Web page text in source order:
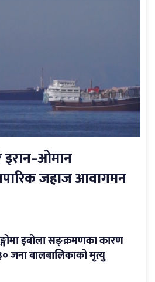
इरान–ओमान
जहाज आवागमन
इबोला सङ्क्रमणका कारण
जना बालबालिकाको मृत्यु